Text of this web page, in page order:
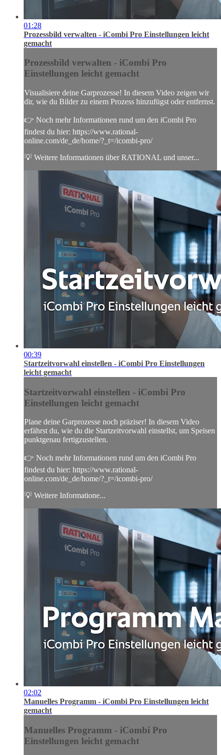
01:28
Prozessbild verwalten - iCombi Pro Einstellungen leicht
gemacht
Prozessbild verwalten - iCombi Pro
Einstellungen leicht gemacht
Visualisiere deine Garprozesse! In diesem Video zeigen wir
dir, wie du Bilder zu einem Prozess hinzufügst oder entfernst.
👉 Noch mehr Informationen rund um den iCombi Pro
findest du hier: https://www.rational-
online.com/de_de/home/?_t=/icombi-pro/
💡 Weitere Informationen über RATIONAL und unser...
00:39
Startzeitvorwahl einstellen - iCombi Pro Einstellungen
leicht gemacht
Startzeitvorwahl einstellen - iCombi Pro
Einstellungen leicht gemacht
Plane deine Garprozesse noch präziser! In diesem Video
erfährst du, wie du die Startzeitvorwahl einstellst, um Speisen
punktgenau fertigzustellen.
👉 Noch mehr Informationen rund um den iCombi Pro
findest du hier: https://www.rational-
online.com/de_de/home/?_t=/icombi-pro/
💡 Weitere Informatione...
02:02
Manuelles Programm - iCombi Pro Einstellungen leicht
gemacht
Manuelles Programm - iCombi Pro
Einstellungen leicht gemacht